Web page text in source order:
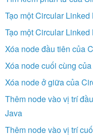
Tạo một Circular
Tạo một Circular
Xóa node đầu tiên của
Xóa node cuối cùng
Xóa node ở giữa của
Thêm node vào vị trí
Java
Thêm node vào vị trí